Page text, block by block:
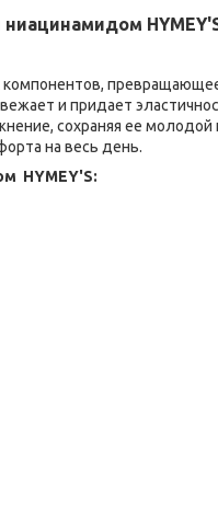
и придает
сохраняя ее
на весь день.
HYMEY'S: